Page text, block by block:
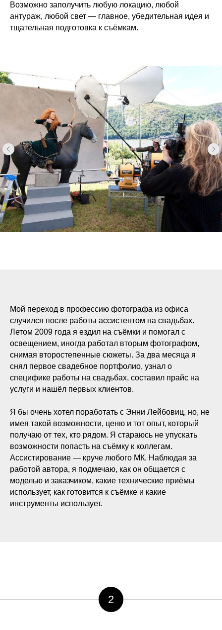
Возможно заполучить любую локацию, любой
антураж, любой свет — главное, убедительная идея и
тщательная подготовка к съёмкам.
Мой переход в профессию фотографа из офиса
случился после работы ассистентом на свадьбах.
Летом 2009 года я ездил на съёмки и помогал с
освещением, иногда работал вторым фотографом,
снимая второстепенные сюжеты. За два месяца я
снял первое свадебное портфолио, узнал о
специфике работы на свадьбах, составил прайс на
услуги и нашёл первых клиентов.
Я бы очень хотел поработать с Энни Лейбовиц, но, не
имея такой возможности, ценю и тот опыт, который
получаю от тех, кто рядом. Я стараюсь не упускать
возможности попасть на съёмку к коллегам.
Ассистирование — круче любого МК. Наблюдая за
работой автора, я подмечаю, как он общается с
моделью и заказчиком, какие технические приёмы
использует, как готовится к съёмке и какие
инструменты использует.
2